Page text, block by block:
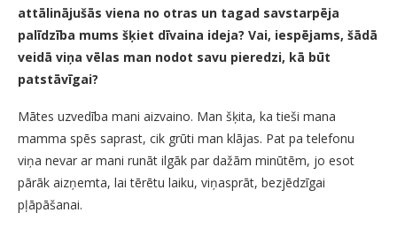
attālinājušās viena no otras un tagad savstarpēja
palīdzība mums šķiet dīvaina ideja? Vai, iespējams, šādā
veidā viņa vēlas man nodot savu pieredzi, kā būt
patstāvīgai?
Mātes uzvedība mani aizvaino. Man šķita, ka tieši mana
mamma spēs saprast, cik grūti man klājas. Pat pa telefonu
viņa nevar ar mani runāt ilgāk par dažām minūtēm, jo esot
pārāk aizņemta, lai tērētu laiku, viņasprāt, bezjēdzīgai
pļāpāšanai.